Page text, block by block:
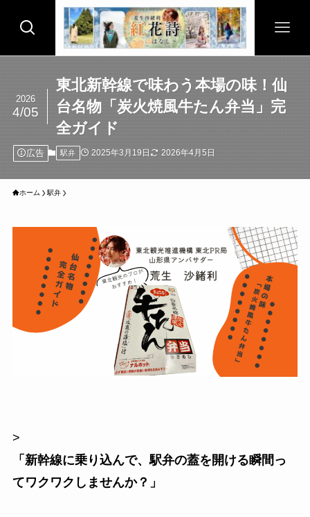
東北新幹線で味わう本場の味！仙
台名物「炭火焼風牛たん弁当」完
全ガイド
2026
4/05
広告 駅弁 2025年3月19日 2026年4月5日
ホーム 駅弁
>
「新幹線に乗り込んで、駅弁の蓋を開ける瞬間っ
てワクワクしませんか？」